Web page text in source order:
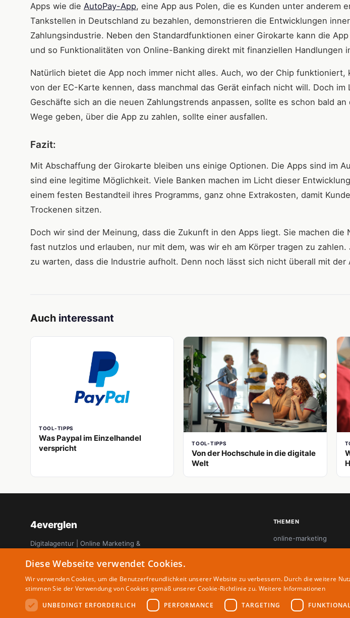
Apps wie die AutoPay-App, eine App aus Polen, die es Kunden unter anderem
Tankstellen in Deutschland zu bezahlen, demonstrieren die Entwicklungen
Zahlungsindustrie. Neben den Standardfunktionen einer Girokarte kann die
und so Funktionalitäten von Online-Banking direkt mit finanziellen Handlungen
Natürlich bietet die App noch immer nicht alles. Auch, wo der Chip funktioniert,
von der EC-Karte kennen, dass manchmal das Gerät einfach nicht will. Doch
Geschäfte sich an die neuen Zahlungstrends anpassen, sollte es schon bald
Wege geben, über die App zu zahlen, sollte einer ausfallen.
Fazit:
Mit Abschaffung der Girokarte bleiben uns einige Optionen. Die Apps sind im
sind eine legitime Möglichkeit. Viele Banken machen im Licht dieser
einem festen Bestandteil ihres Programms, ganz ohne Extrakosten, damit
Trockenen sitzen.
Doch wir sind der Meinung, dass die Zukunft in den Apps liegt. Sie machen die
fast nutzlos und erlauben, nur mit dem, was wir eh am Körper tragen zu
zu warten, dass die Industrie aufholt. Denn noch lässt sich nicht überall mit der
Auch interessant
TOOL-TIPPS
Was Paypal im Einzelhandel
verspricht
TOOL-TIPPS
Von der Hochschule in die digitale
Welt
4everglen
Digitalagentur | Online Marketing &
THEMEN
online-marketing
startup-innovation
webdesign
Diese Webseite verwendet Cookies.
Wir verwenden Cookies, um die Benutzerfreundlichkeit unserer Website zu verbessern. Durch die weitere
stimmen Sie der Verwendung von Cookies gemäß unserer Cookie-Richtlinie zu. Weitere Informationen
UNBEDINGT ERFORDERLICH
PERFORMANCE TARGETING